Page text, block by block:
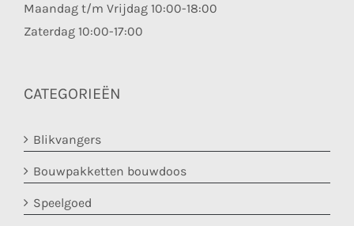
Maandag t/m Vrijdag 10:00-18:00
Zaterdag 10:00-17:00
CATEGORIEËN
Blikvangers
Bouwpakketten bouwdoos
Speelgoed